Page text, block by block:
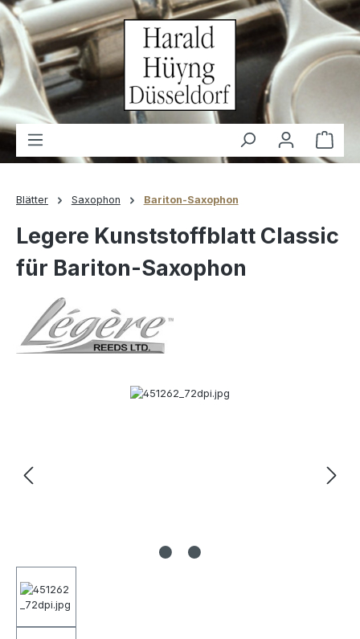
springen
Blätter Saxophon Bariton-Saxophon
Legere Kunststoffblatt Classic
für Bariton-Saxophon
Bildergalerie überspringen